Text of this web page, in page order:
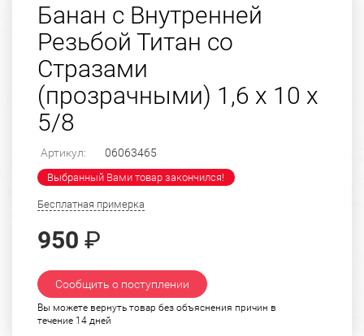
Банан с Внутренней
Резьбой Титан со
Стразами
(прозрачными) 1,6 х 10 х
5/8
Артикул: 06063465
Выбранный Вами товар закончился!
Бесплатная примерка
950 ₽
Сообщить о поступлении
Вы можете вернуть товар без объяснения причин в
течение 14 дней